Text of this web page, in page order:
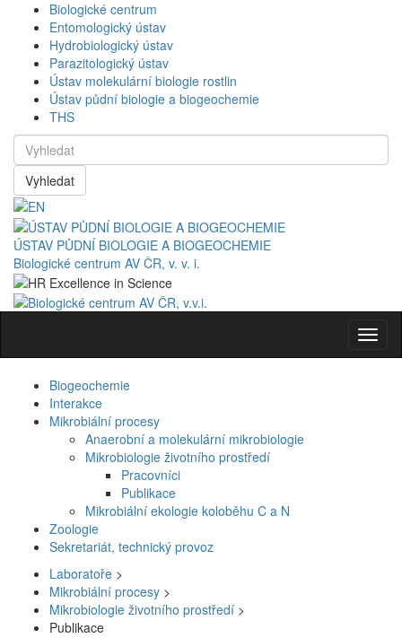
Biologické centrum
Entomologický ústav
Hydrobiologický ústav
Parazitologický ústav
Ústav molekulární biologie rostlin
Ústav půdní biologie a biogeochemie
THS
Vyhledat
ÚSTAV PŮDNÍ BIOLOGIE A BIOGEOCHEMIE
Biologické centrum AV ČR, v. v. i.
Biogeochemie
Interakce
Mikrobiální procesy
Anaerobní a molekulární mikrobiologie
Mikrobiologie životního prostředí
Pracovníci
Publikace
Mikrobiální ekologie koloběhu C a N
Zoologie
Sekretariát, technický provoz
Laboratoře >
Mikrobiální procesy >
Mikrobiologie životního prostředí >
Publikace